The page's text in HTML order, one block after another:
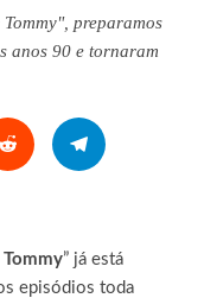
preparamos
anos 90 e tornaram
Tommy” já está
episódios toda